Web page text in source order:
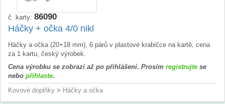
č. karty: 86090
Háčky + očka 4/0 nikl
Háčky a očka (20+18 mm), 6 párů v plastové krabičce na kartě, cena
za 1 kartu, český výrobek.
Cena výrobku se zobrazí až po přihlášení. Prosím registrujte se
nebo přihlaste.
Kovové doplňky > Háčky a očka